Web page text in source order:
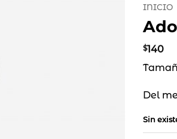
INICIO
$140
Del
Sin